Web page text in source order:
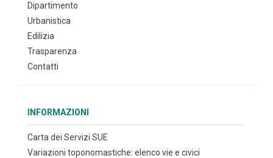
Dipartimento
Urbanistica
Edilizia
Trasparenza
Contatti
INFORMAZIONI
Carta dei Servizi SUE
Variazioni toponomastiche: elenco vie e civici